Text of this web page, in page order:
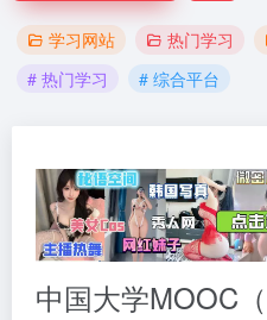
学习网站 热门学习
# 热门学习
# 综合平台
中国大学MOOC（